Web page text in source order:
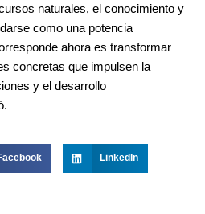
naturales, el conocimiento y
como una potencia
ahora es transformar
concretas que impulsen la
y el desarrollo
LinkedIn